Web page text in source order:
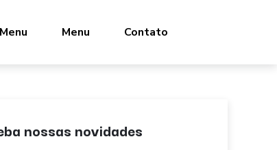
Menu Menu Contato
nossas novidades